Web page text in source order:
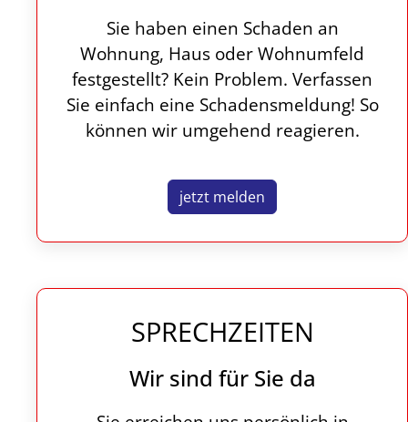
Sie haben einen Schaden an
Wohnung, Haus oder Wohnumfeld
festgestellt? Kein Problem. Verfassen
Sie einfach eine Schadensmeldung! So
können wir umgehend reagieren.
jetzt melden
SPRECHZEITEN
Wir sind für Sie da